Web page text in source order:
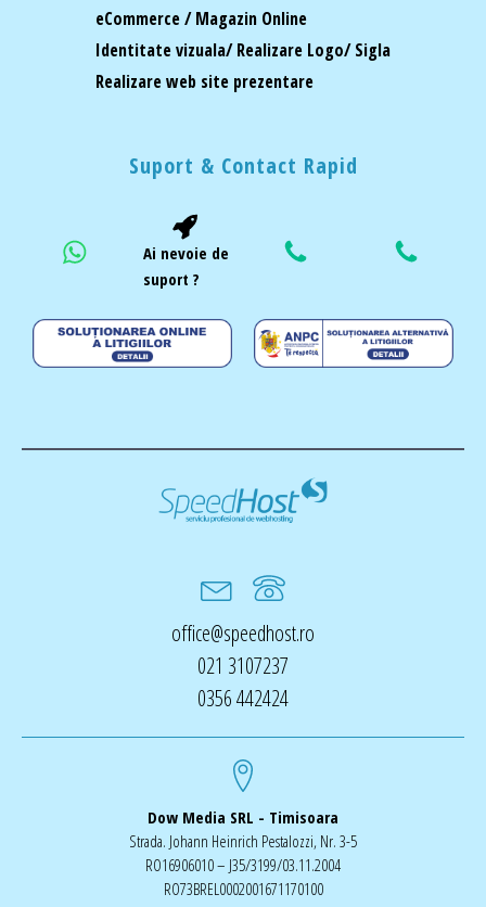
eCommerce / Magazin Online
Identitate vizuala/ Realizare Logo/ Sigla
Realizare web site prezentare
Suport & Contact Rapid
Ai nevoie de
suport ?
office@speedhost.ro
021 3107237
0356 442424
Dow Media SRL - Timisoara
Strada. Johann Heinrich Pestalozzi, Nr. 3-5
RO16906010 – J35/3199/03.11.2004
RO73BREL0002001671170100